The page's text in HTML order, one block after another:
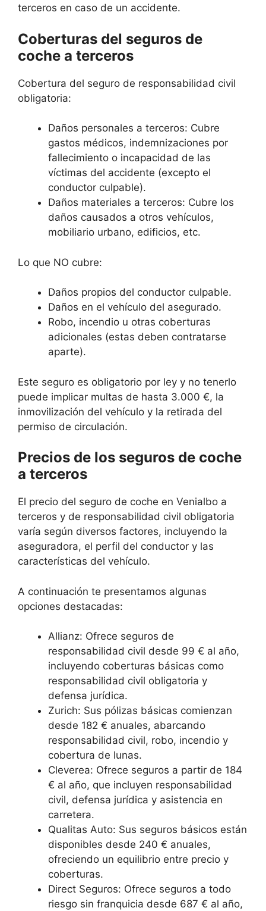
terceros en caso de un accidente.
Coberturas del seguros de
coche a terceros
Cobertura del seguro de responsabilidad civil
obligatoria:
Daños personales a terceros: Cubre
gastos médicos, indemnizaciones por
fallecimiento o incapacidad de las
víctimas del accidente (excepto el
conductor culpable).
Daños materiales a terceros: Cubre los
daños causados a otros vehículos,
mobiliario urbano, edificios, etc.
Lo que NO cubre:
Daños propios del conductor culpable.
Daños en el vehículo del asegurado.
Robo, incendio u otras coberturas
adicionales (estas deben contratarse
aparte).
Este seguro es obligatorio por ley y no tenerlo
puede implicar multas de hasta 3.000 €, la
inmovilización del vehículo y la retirada del
permiso de circulación.
Precios de los seguros de coche
a terceros
El precio del seguro de coche en Venialbo a
terceros y de responsabilidad civil obligatoria
varía según diversos factores, incluyendo la
aseguradora, el perfil del conductor y las
características del vehículo.
A continuación te presentamos algunas
opciones destacadas:
Allianz: Ofrece seguros de
responsabilidad civil desde 99 € al año,
incluyendo coberturas básicas como
responsabilidad civil obligatoria y
defensa jurídica.
Zurich: Sus pólizas básicas comienzan
desde 182 € anuales, abarcando
responsabilidad civil, robo, incendio y
cobertura de lunas.
Cleverea: Ofrece seguros a partir de 184
€ al año, que incluyen responsabilidad
civil, defensa jurídica y asistencia en
carretera.
Qualitas Auto: Sus seguros básicos están
disponibles desde 240 € anuales,
ofreciendo un equilibrio entre precio y
coberturas.
Direct Seguros: Ofrece seguros a todo
riesgo sin franquicia desde 687 € al año,